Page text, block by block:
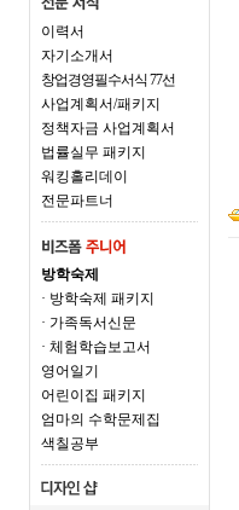
이력서
자기소개서
창업경영필수서식 77선
사업계획서/패키지
정책자금 사업계획서
법률실무 패키지
워킹홀리데이
전문파트너
방학숙제
· 방학숙제 패키지
· 가족독서신문
· 체험학습보고서
영어일기
어린이집 패키지
엄마의 수학문제집
색칠공부